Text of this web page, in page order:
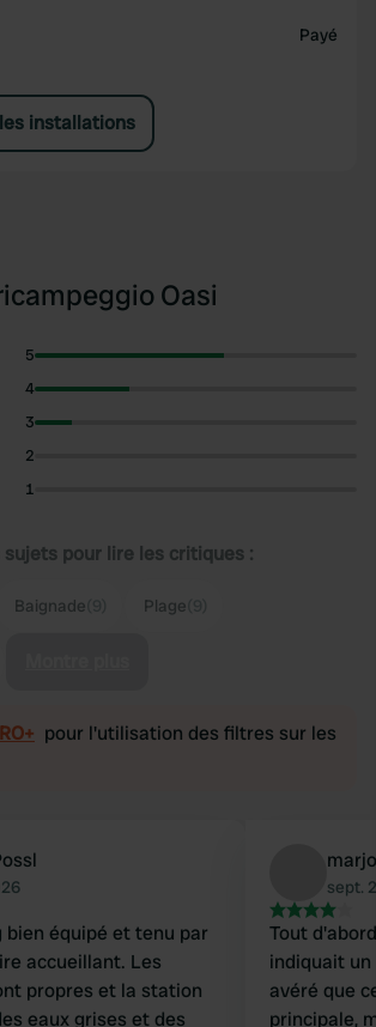
Payé
installations
Oasi
5
4
3
2
1
pour lire les critiques :
Baignade Plage
pour l'utilisation des filtres sur les
équipé et tenu par
accueillant. Les
propres et la station
eaux grises et des
sept.
Tout
indiquait
avéré que
principale,